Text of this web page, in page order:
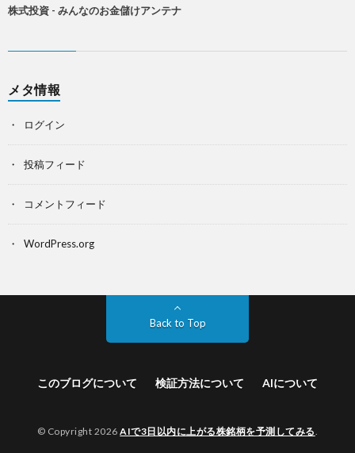
株式投資 - みんなのお金儲けアンテナ
メタ情報
ログイン
投稿フィード
コメントフィード
WordPress.org
Back to Top
このブログについて 検証方法について AIについて
© Copyright 2026AIで3日以内に上がる株銘柄を予測してみる.